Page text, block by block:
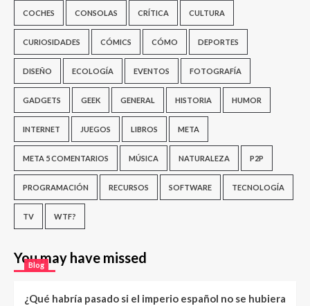
COCHES CONSOLAS CRÍTICA CULTURA
CURIOSIDADES CÓMICS CÓMO DEPORTES
DISEÑO ECOLOGÍA EVENTOS FOTOGRAFÍA
GADGETS GEEK GENERAL HISTORIA HUMOR
INTERNET JUEGOS LIBROS META
META 5 COMENTARIOS MÚSICA NATURALEZA P2P
PROGRAMACIÓN RECURSOS SOFTWARE TECNOLOGÍA
TV WTF?
You may have missed
Blog
¿Qué habría pasado si el imperio español no se hubiera